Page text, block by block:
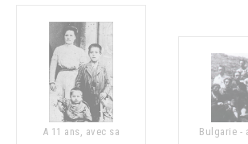
A 11 ans, avec sa
Bulgarie -